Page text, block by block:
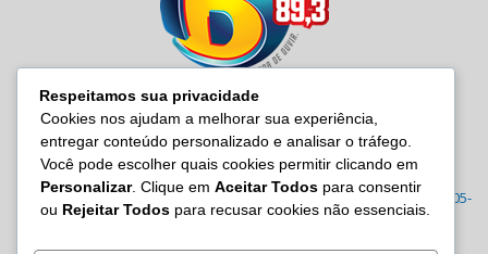
SOBRE NÓS
Radio Baiana FM 89,3 Rua Joana Angélica, 395 – Malembá, CEP: 43805-
570 Tel.: (71) 3605-7814/7815/3122-0022
Respeitamos sua privacidade
Cookies nos ajudam a melhorar sua experiência,
entregar conteúdo personalizado e analisar o tráfego.
Você pode escolher quais cookies permitir clicando em
Personalizar. Clique em Aceitar Todos para consentir
ou Rejeitar Todos para recusar cookies não essenciais.